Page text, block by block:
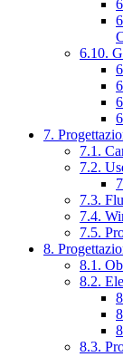
6.10.
7.
7.1.
7.2.
7.3.
7.4.
7.5.
8.
8.1.
8.2.
8.3.